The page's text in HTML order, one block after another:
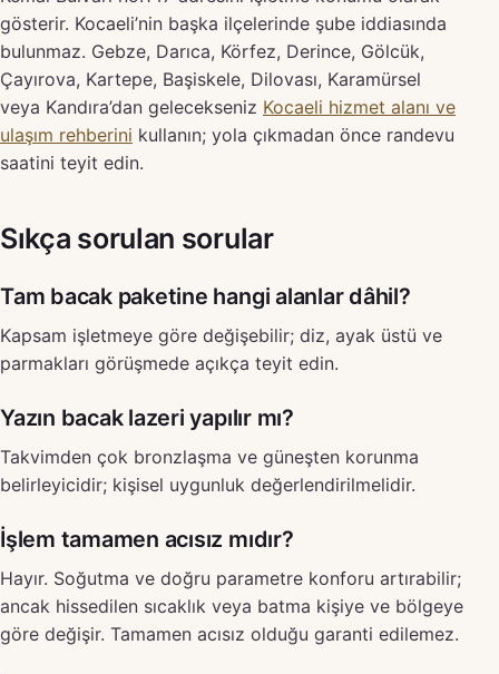
gösterir. Kocaeli’nin başka ilçelerinde şube iddiasında
bulunmaz. Gebze, Darıca, Körfez, Derince, Gölcük,
Çayırova, Kartepe, Başiskele, Dilovası, Karamürsel
veya Kandıra’dan gelecekseniz Kocaeli hizmet alanı ve
ulaşım rehberini kullanın; yola çıkmadan önce randevu
saatini teyit edin.
Sıkça sorulan sorular
Tam bacak paketine hangi alanlar dâhil?
Kapsam işletmeye göre değişebilir; diz, ayak üstü ve
parmakları görüşmede açıkça teyit edin.
Yazın bacak lazeri yapılır mı?
Takvimden çok bronzlaşma ve güneşten korunma
belirleyicidir; kişisel uygunluk değerlendirilmelidir.
İşlem tamamen acısız mıdır?
Hayır. Soğutma ve doğru parametre konforu artırabilir;
ancak hissedilen sıcaklık veya batma kişiye ve bölgeye
göre değişir. Tamamen acısız olduğu garanti edilemez.